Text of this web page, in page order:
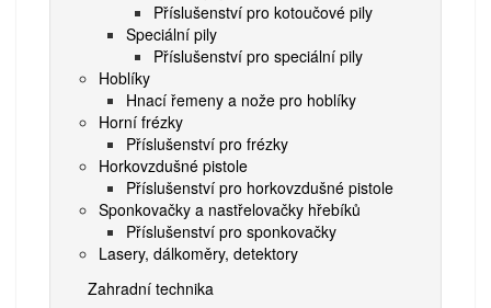
Příslušenství pro kotoučové pily
Speciální pily
Příslušenství pro speciální pily
Hoblíky
Hnací řemeny a nože pro hoblíky
Horní frézky
Příslušenství pro frézky
Horkovzdušné pistole
Příslušenství pro horkovzdušné pistole
Sponkovačky a nastřelovačky hřebíků
Příslušenství pro sponkovačky
Lasery, dálkoměry, detektory
Zahradní technika